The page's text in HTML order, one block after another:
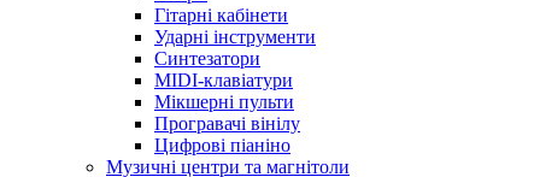
Гітарні кабінети
Ударні інструменти
Синтезатори
MIDI-клавіатури
Мікшерні пульти
Програвачі вінілу
Цифрові піаніно
Музичні центри та магнітоли